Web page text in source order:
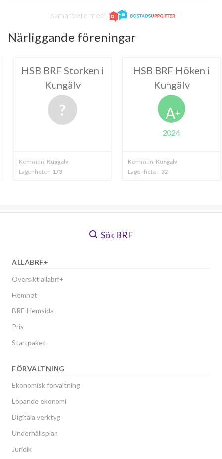
I samarbete med
Närliggande föreningar
Storken i
HSB BRF Höken i
Kommun
HSB
Kommun
Sök BRF
ALLABRF+
Översikt allabrf+
Hemnet
BRF-Hemsida
Pris
Startpaket
FÖRVALTNING
Ekonomisk förvaltning
Löpande ekonomi
Digitala verktyg
Underhållsplan
Juridik